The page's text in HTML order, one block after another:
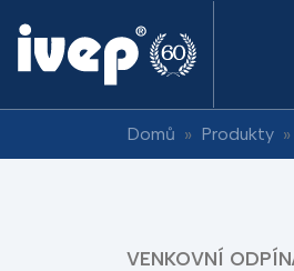
Domů Produkty
VENKOVNÍ